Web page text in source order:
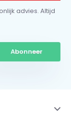
advies. Altijd
Abonneer